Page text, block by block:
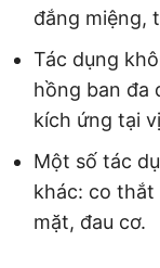
đắng miệng,
Tác dụng
hồng ban đa
kích ứng tại
Một số tác
khác: co thắt
mặt, đau cơ.